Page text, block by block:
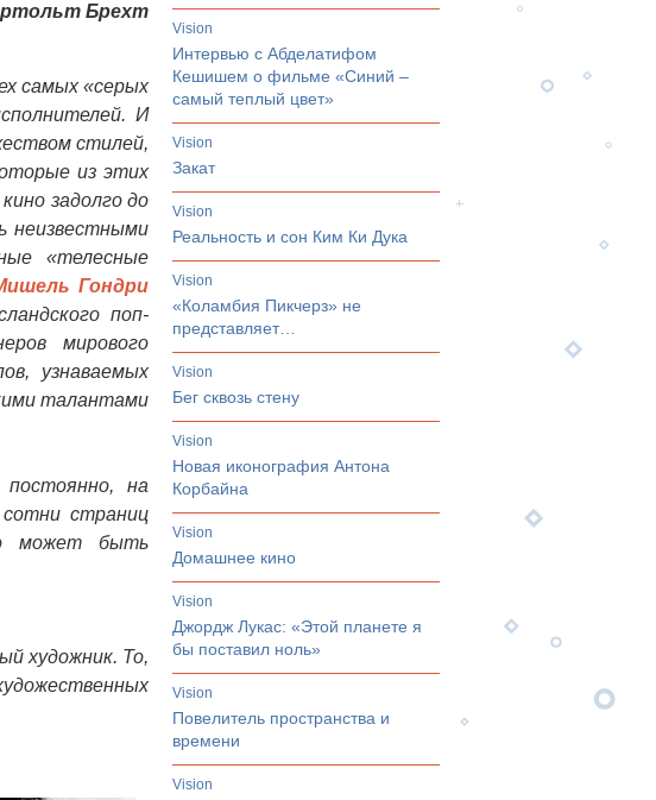
Брехт
самых «серых
И
стилей,
из этих
задолго до
неизвестными
«телесные
Гондри
поп-
мирового
узнаваемых
талантами
на
сотни страниц
может быть
художник. То,
vision
Интервью с Абделатифом
Кешишем о фильме «Синий –
самый теплый цвет»
vision
Закат
vision
Реальность и сон Ким Ки Дука
vision
«Коламбия Пикчерз» не
представляет…
vision
Бег сквозь стену
vision
Новая иконография Антона
Корбайна
vision
Домашнее кино
vision
Джордж Лукас: «Этой планете я
бы поставил ноль»
vision
Повелитель пространства и
времени
vision